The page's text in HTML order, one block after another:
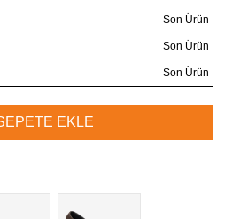
Son Ürün
Son Ürün
Son Ürün